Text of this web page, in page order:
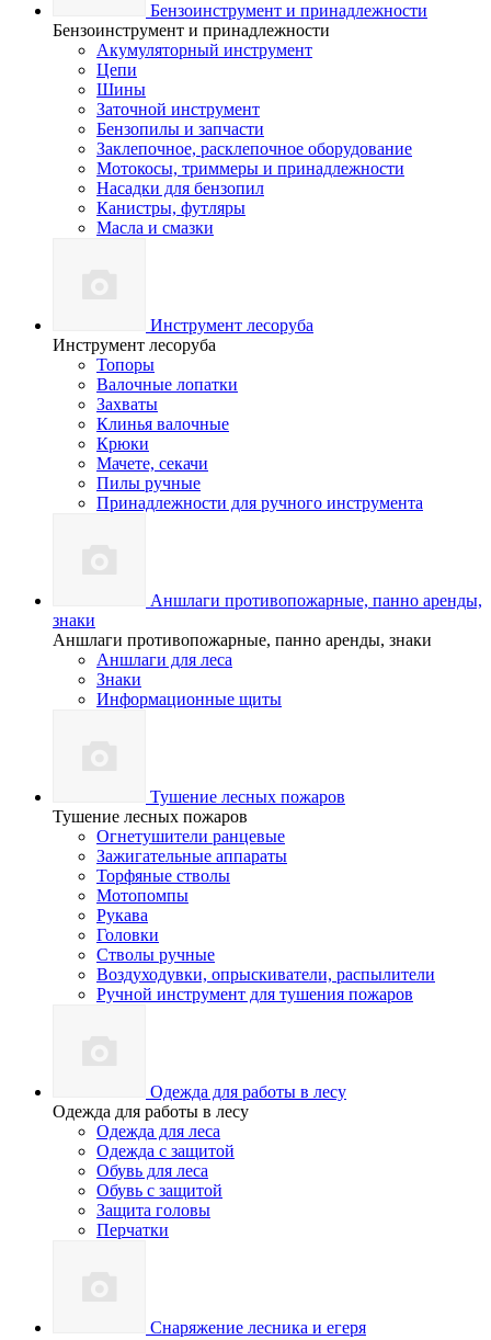
Бензоинструмент и принадлежности
Бензоинструмент и принадлежности
Акумуляторный инструмент
Цепи
Шины
Заточной инструмент
Бензопилы и запчасти
Заклепочное, расклепочное оборудование
Мотокосы, триммеры и принадлежности
Насадки для бензопил
Канистры, футляры
Масла и смазки
Инструмент лесоруба
Инструмент лесоруба
Топоры
Валочные лопатки
Захваты
Клинья валочные
Крюки
Мачете, секачи
Пилы ручные
Принадлежности для ручного инструмента
Аншлаги противопожарные, панно аренды,
знаки
Аншлаги противопожарные, панно аренды, знаки
Аншлаги для леса
Знаки
Информационные щиты
Тушение лесных пожаров
Тушение лесных пожаров
Огнетушители ранцевые
Зажигательные аппараты
Торфяные стволы
Мотопомпы
Рукава
Головки
Стволы ручные
Воздуходувки, опрыскиватели, распылители
Ручной инструмент для тушения пожаров
Одежда для работы в лесу
Одежда для работы в лесу
Одежда для леса
Одежда с защитой
Обувь для леса
Обувь с защитой
Защита головы
Перчатки
Снаряжение лесника и егеря